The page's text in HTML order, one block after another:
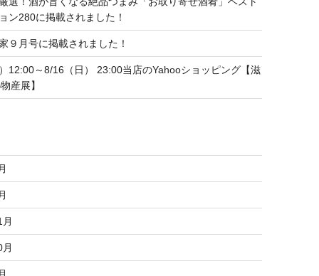
ン280に掲載されました！
９月号に掲載されました！
12:00～8/16（日） 23:00当店のYahooショッピング【滋
産展】